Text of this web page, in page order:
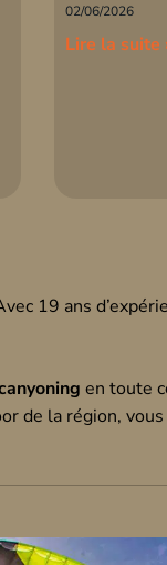
02/06/2026
Lire la suite
19 ans
en toute
de la région,